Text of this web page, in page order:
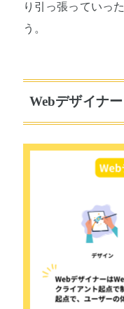
り引っ張っていっ
う。
Webデザイナ